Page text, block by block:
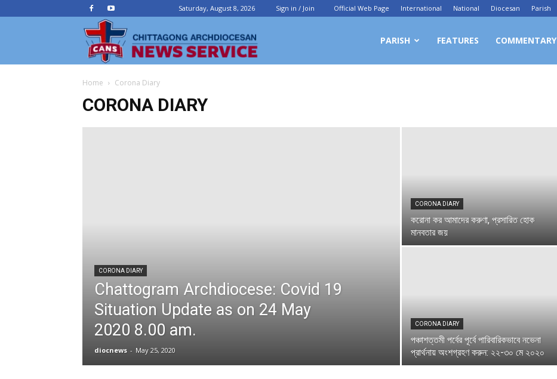
Saturday, August 8, 2026 Sign in / Join Official Web Page International National Diocesan Parish
PARISH FEATURES COMMENTARY
Home Corona Diary
CORONA DIARY
CORONA DIARY
Chattogram Archdiocese: Covid 19
Situation Update as on 24 May
2020 8.00 am.
diocnews - May 25, 2020
CORONA DIARY
করোনা কর আমাদের করুণা, প্রসারিত হোক
মানবতার জয়
CORONA DIARY
পঞ্চাশত্তমী পর্বের পূর্বে পারিবারিকভাবে নভেনা
প্রার্থনায় অংশগ্রহণ করুন: ২২-৩০ মে ২০২০